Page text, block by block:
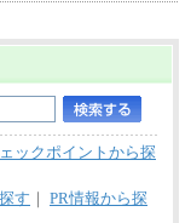
ックポイントから探
す ｜ PR情報から探